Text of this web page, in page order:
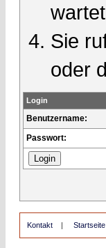
Sie
oder
Login
Benutzername:
Passwort:
Kontakt | Startseite